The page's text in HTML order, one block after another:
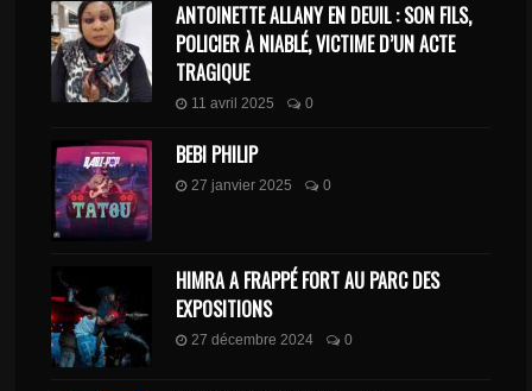
ANTOINETTE ALLANY EN DEUIL : SON FILS,
POLICIER À NIABLÉ, VICTIME D’UN ACTE
TRAGIQUE
11 avril 2025 0
BEBI PHILIP
27 janvier 2025 0
HIMRA A FRAPPÉ FORT AU PARC DES
EXPOSITIONS
27 décembre 2024 0